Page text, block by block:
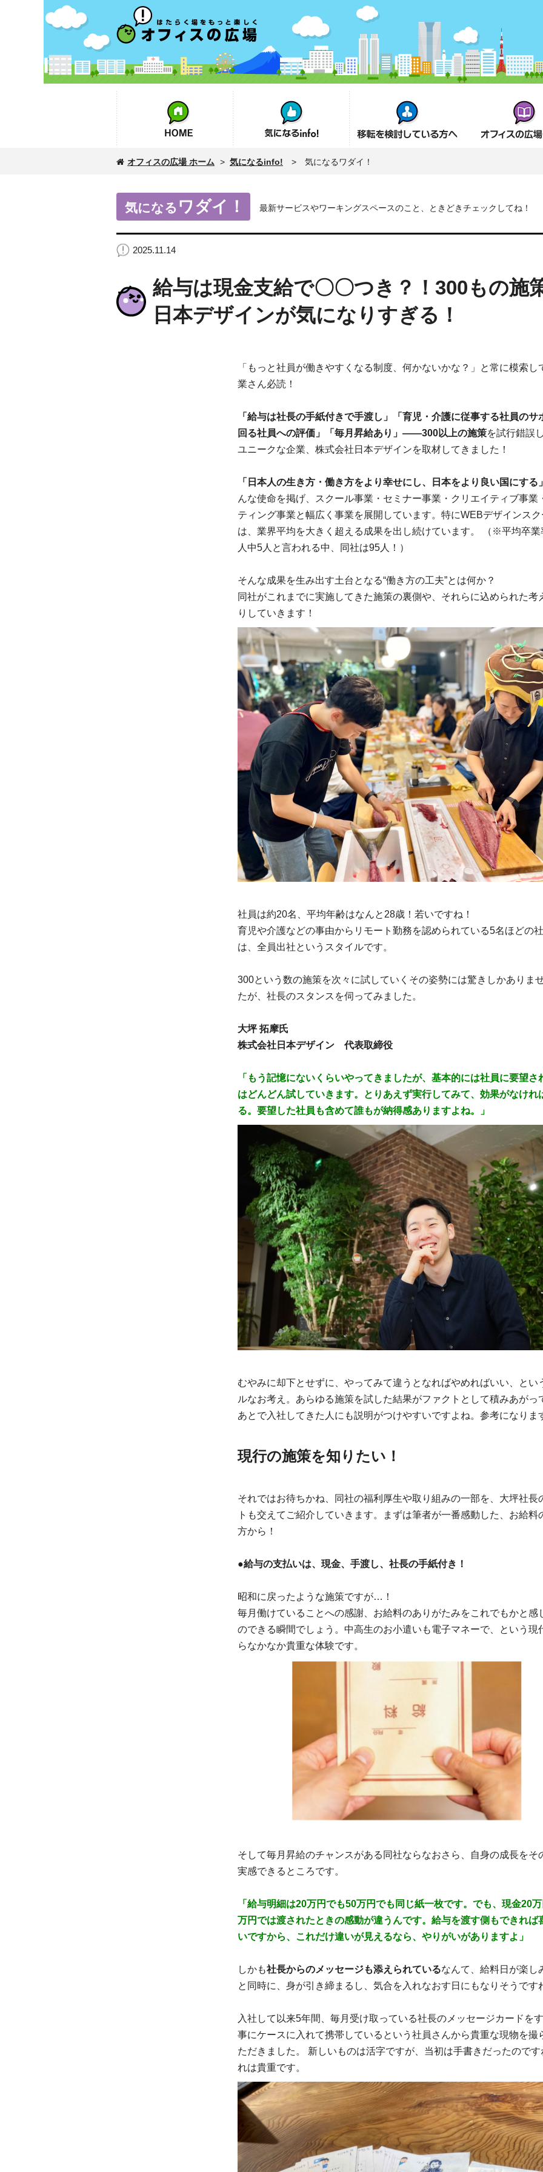
オフィスの広場 ホーム > 気になるinfo! > 気になるワダイ！
気になる ワダイ！ 最新サービスやワーキングスペースのこと、ときどきチェックしてね！
2025.11.14
給与は現金支給で〇〇つき？！300もの施
日本デザインが気になりすぎる！
「もっと社員が働きやすくなる制度、何かないかな？」と常に模索し
業さん必読！
「給与は社長の手紙付きで手渡し」「育児・介護に従事する社員のサ
回る社員への評価」「毎月昇給あり」——300以上の施策を試行錯誤
ユニークな企業、株式会社日本デザインを取材してきました！
「日本人の生き方・働き方をより幸せにし、日本をより良い国にする
んな使命を掲げ、スクール事業・セミナー事業・クリエイティブ事業
ティング事業と幅広く事業を展開しています。特にWEBデザインス
は、業界平均を大きく超える成果を出し続けています。 （※平均卒業
人中5人と言われる中、同社は95人！）
そんな成果を生み出す土台となる“働き方の工夫”とは何か？
同社がこれまでに実施してきた施策の裏側や、それらに込められた考
りしていきます！
社員は約20名、平均年齢はなんと28歳！若いですね！
育児や介護などの事由からリモート勤務を認められている5名ほどの
は、全員出社というスタイルです。
300という数の施策を次々に試していくその姿勢には驚きしかありま
たが、社長のスタンスを伺ってみました。
大坪 拓摩氏
株式会社日本デザイン 代表取締役
「もう記憶にないくらいやってきましたが、基本的には社員に要望さ
はどんどん試していきます。とりあえず実行してみて、効果がなけれ
る。要望した社員も含めて誰もが納得感ありますよね。」
むやみに却下とせずに、やってみて違うとなればやめればいい、とい
ルなお考え。あらゆる施策を試した結果がファクトとして積みあがっ
あとで入社してきた人にも説明がつけやすいですよね。参考になりま
現行の施策を知りたい！
それではお待ちかね、同社の福利厚生や取り組みの一部を、大坪社長
トも交えてご紹介していきます。まずは筆者が一番感動した、お給料
方から！
●給与の支払いは、現金、手渡し、社長の手紙付き！
昭和に戻ったような施策ですが…！
毎月働けていることへの感謝、お給料のありがたみをこれでもかと感
のできる瞬間でしょう。中高生のお小遣いも電子マネーで、という現
らなかなか貴重な体験です。
そして毎月昇給のチャンスがある同社ならなおさら、自身の成長をそ
実感できるところです。
「給与明細は20万円でも50万円でも同じ紙一枚です。でも、現金20
万円では渡されたときの感動が違うんです。給与を渡す側もできれば
いですから、これだけ違いが見えるなら、やりがいがありますよ」
しかも社長からのメッセージも添えられているなんて、給料日が楽し
と同時に、身が引き締まるし、気合を入れなおす日にもなりそうです
入社して以来5年間、毎月受け取っている社長のメッセージカードを
事にケースに入れて携帯しているという社員さんから貴重な現物を撮
ただきました。 新しいものは活字ですが、当初は手書きだったのです
れは貴重です。